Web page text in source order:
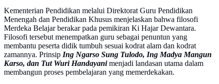
Kementerian Pendidikan melalui Direktorat Guru Pendidikan
Menengah dan Pendidikan Khusus menjelaskan bahwa filosofi
Merdeka Belajar berakar pada pemikiran Ki Hajar Dewantara.
Filosofi tersebut menempatkan guru sebagai penuntun yang
membantu peserta didik tumbuh sesuai kodrat alam dan kodrat
zamannya. Prinsip Ing Ngarso Sung Tulodo, Ing Madya Mangun
Karso, dan Tut Wuri Handayanimenjadi landasan utama dalam
membangun proses pembelajaran yang memerdekakan.